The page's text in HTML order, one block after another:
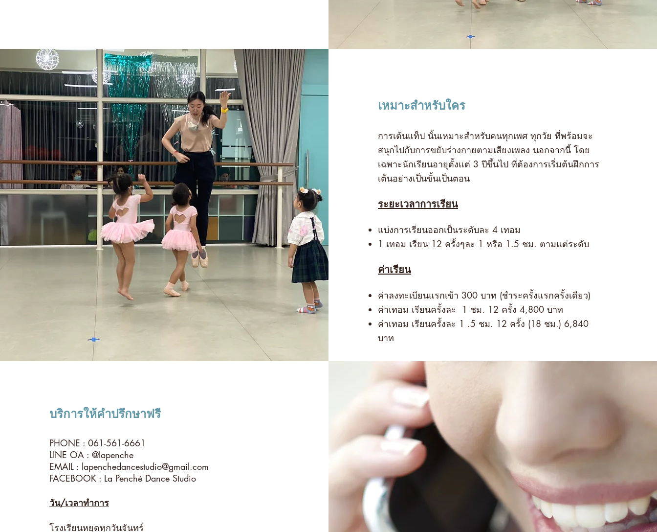
เหมาะสำหรับใคร
การเต้นแท็ป นั้นเหมาะสำหรับคนทุกเพศ ทุกวัย ที่พร้อมจะ
สนุกไปกับการขยับร่างกายตามเสียงเพลง นอกจากนี้ โดย
เฉพาะนักเรียนอายุตั้งแต่ 3 ปีขึ้นไป ที่ต้องการเริ่มต้นฝึกการ
เต้นอย่างเป็นขั้นเป็นตอน
ระยะเวลาการเรียน
แบ่งการเรียนออกเป็นระดับละ 4 เทอม
1 เทอม เรียน 12 ครั้งๆละ 1 หรือ 1.5 ชม. ตามแต่ระดับ
ค่าเรียน
ค่าลงทะเบียนแรกเข้า 300 บาท (ชำระครั้งแรกครั้งเดียว)
ค่าเทอม เรียนครั้งละ 1 ชม. 12 ครั้ง 4,800 บาท
ค่าเทอม เรียนครั้งละ 1 .5 ชม. 12 ครั้ง (18 ชม.) 6,840
บาท
บริการให้คำปรึกษาฟรี
PHONE : 061-561-6661
LINE OA : @lapenche
EMAIL : lapenchedancestudio@gmail.com
FACEBOOK : La Penché Dance Studio
วัน/เวลาทำการ
โรงเรียนหยุดทุกวันจันทร์